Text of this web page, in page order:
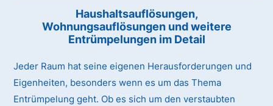
Haushaltsauflösungen,
Wohnungsauflösungen und weitere
Entrümpelungen im Detail
Jeder Raum hat seine eigenen Herausforderungen und
Eigenheiten, besonders wenn es um das Thema
Entrümpelung geht. Ob es sich um den verstaubten